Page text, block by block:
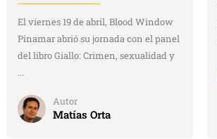
El viernes 19 de abril, Blood Window
Pinamar abrió su jornada con el panel
del libro Giallo: Crimen, sexualidad y
...
Autor
Matías Orta